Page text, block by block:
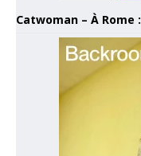
Catwoman – À